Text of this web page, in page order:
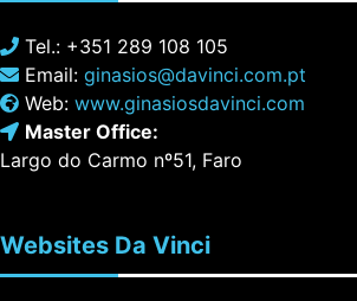
Tel.: +351 289 108 105
Email: ginasios@davinci.com.pt
Web: www.ginasiosdavinci.com
Master Office:
Largo do Carmo nº51, Faro
Websites Da Vinci